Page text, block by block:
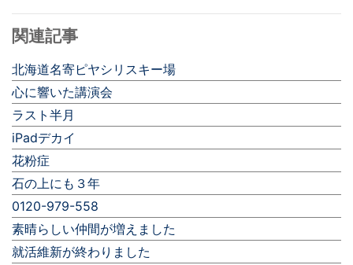
関連記事
北海道名寄ピヤシリスキー場
心に響いた講演会
ラスト半月
iPadデカイ
花粉症
石の上にも３年
0120-979-558
素晴らしい仲間が増えました
就活維新が終わりました